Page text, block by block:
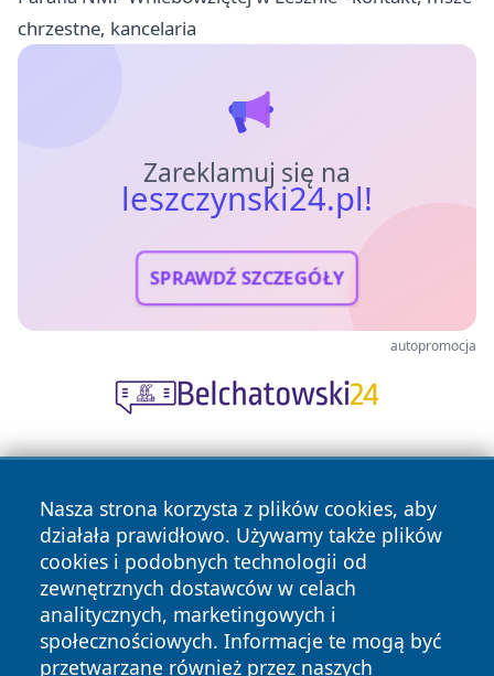
chrzestne, kancelaria
Zareklamuj się na
leszczynski24.pl!
SPRAWDŹ SZCZEGÓŁY
autopromocja
Nasza strona korzysta z plików cookies, aby
działała prawidłowo. Używamy także plików
cookies i podobnych technologii od
zewnętrznych dostawców w celach
analitycznych, marketingowych i
społecznościowych. Informacje te mogą być
przetwarzane również przez naszych
Copyright © 2026 leszczynski24.pl Wszystkie prawa
zastrzeżone.